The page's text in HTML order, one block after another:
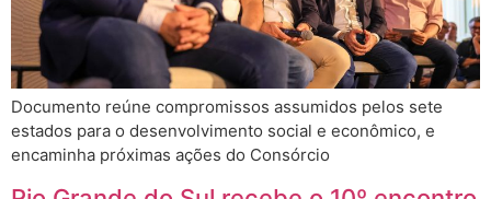
Documento reúne compromissos assumidos pelos sete
estados para o desenvolvimento social e econômico, e
encaminha próximas ações do Consórcio